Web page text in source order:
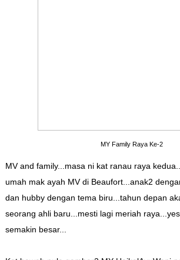
MY Family Raya Ke-2
MV and family...masa ni kat ranau raya
umah mak ayah MV di Beaufort...anak2
dan hubby dengan tema biru...tahun depan
seorang ahli baru...mesti lagi meriah
semakin besar...